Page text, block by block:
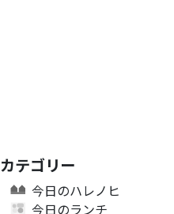
カテゴリー
今日のハレノヒ
今日のランチ